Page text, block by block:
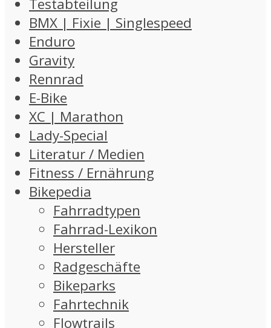
Testabteilung
BMX | Fixie | Singlespeed
Enduro
Gravity
Rennrad
E-Bike
XC | Marathon
Lady-Special
Literatur / Medien
Fitness / Ernährung
Bikepedia
Fahrradtypen
Fahrrad-Lexikon
Hersteller
Radgeschäfte
Bikeparks
Fahrtechnik
Flowtrails